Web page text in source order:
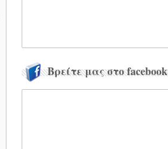
Βρείτε μας στο facebook